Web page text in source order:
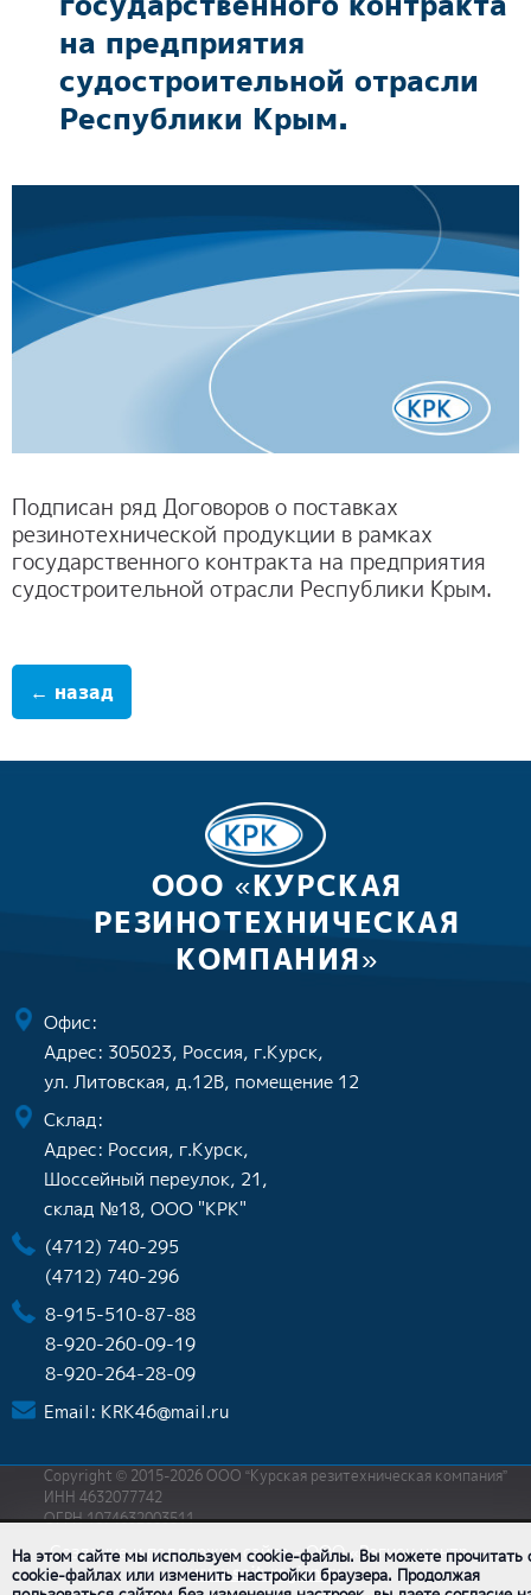
КОНТАКТЫ
на предприятия
судостроительной отрасли
Республики Крым.
Подписан ряд Договоров о поставках
резинотехнической продукции в рамках
государственного контракта на предприятия
судостроительной отрасли Республики Крым.
← назад
ООО «КУРСКАЯ
РЕЗИНОТЕХНИЧЕСКАЯ
КОМПАНИЯ»
Офис:
Адрес: 305023, Россия, г.Курск,
ул. Литовская, д.12В, помещение 12
Склад:
Адрес: Россия, г.Курск,
Шоссейный переулок, 21,
склад №18, ООО "КРК"
(4712) 740-295
(4712) 740-296
8-915-510-87-88
8-920-260-09-19
8-920-264-28-09
Email: KRK46@mail.ru
Copyright © 2015-2026 ООО “Курская резитехническая компания”
ИНН 4632077742
ОГРН 1074632003511
Создание и поддержка сайта - ООО «Регион центр».
www.sait-region.ru
На этом сайте мы используем cookie-файлы. Вы можете прочитать
cookie-файлах или изменить настройки браузера. Продолжая